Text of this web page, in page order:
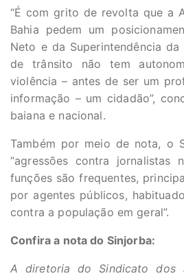
“É com grito de revolta que a
Bahia pedem um
Neto e da Superintendência da
de trânsito não tem
violência – antes de ser um
informação – um cidadão”,
baiana e nacional.
Também por meio de nota, o
“agressões contra jornalistas
funções são frequentes,
por agentes públicos,
contra a população em geral”.
Confira a nota do Sinjorba:
A diretoria do Sindicato dos